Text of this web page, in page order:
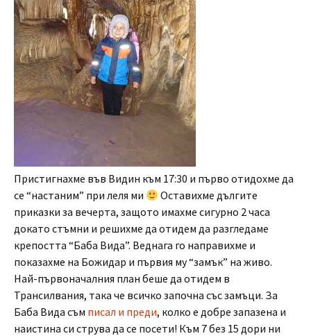
Пристигнахме във Видин към 17:30 и първо отидохме да
се “настаним” при леля ми
Оставихме дългите
приказки за вечерта, защото имахме сигурно 2 часа
докато стъмни и решихме да отидем да разгледаме
крепостта “Баба Вида”. Веднага го направихме и
показахме на Божидар и първия му “замък” на живо.
Най-първоначалния план беше да отидем в
Трансилвания, така че всичко започна със замъци. За
Баба Вида съм писал и преди, колко е добре запазена и
наистина си струва да се посети! Към 7 без 15 дори ни